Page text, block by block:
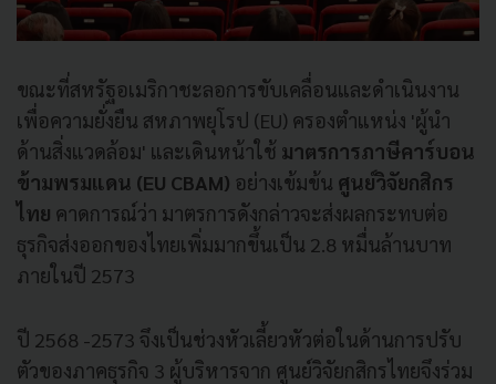
ขณะที่สหรัฐอเมริกาชะลอการขับเคลื่อนและดำเนินงาน
เพื่อความยั่งยืน สหภาพยุโรป (EU) ครองตำแหน่ง 'ผู้นำ
ด้านสิ่งแวดล้อม' และเดินหน้าใช้ มาตรการภาษีคาร์บอน
ข้ามพรมแดน (EU CBAM) อย่างเข้มข้น ศูนย์วิจัยกสิกร
ไทย คาดการณ์ว่า มาตรการดังกล่าวจะส่งผลกระทบต่อ
ธุรกิจส่งออกของไทยเพิ่มมากขึ้นเป็น 2.8 หมื่นล้านบาท
ภายในปี 2573
ปี 2568 -2573 จึงเป็นช่วงหัวเลี้ยวหัวต่อในด้านการปรับ
ตัวของภาคธุรกิจ 3 ผู้บริหารจาก ศูนย์วิจัยกสิกรไทยจึงร่วม